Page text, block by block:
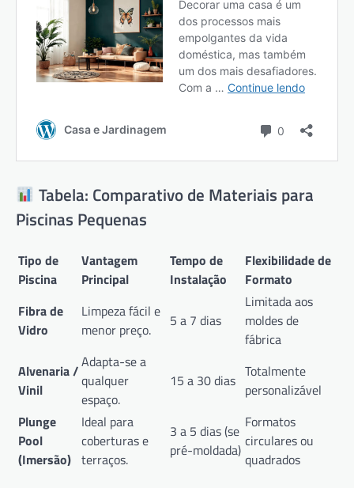
Tabela: Comparativo de Materiais para
Piscinas Pequenas
Tipo de
Piscina
Vantagem
Principal
Tempo de
Instalação
Flexibilidade de
Formato
Fibra de
Vidro
Limpeza fácil e
menor preço.
5 a 7 dias
Limitada aos
moldes de
fábrica
Alvenaria /
Vinil
Adapta-se a
qualquer
espaço.
15 a 30 dias Totalmente
personalizável
Plunge
Pool
(Imersão)
Ideal para
coberturas e
terraços.
3 a 5 dias (se
pré-moldada)
Formatos
circulares ou
quadrados